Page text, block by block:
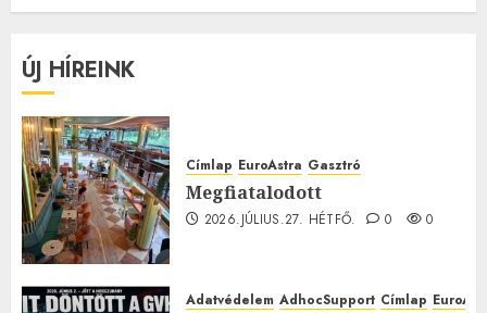
ÚJ HÍREINK
Címlap EuroAstra Gasztró
Megfiatalodott
2026.JÚLIUS.27. HÉTFŐ. 0 0
Adatvédelem AdhocSupport Címlap